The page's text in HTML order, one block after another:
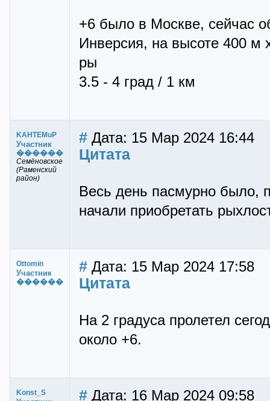
+6 было в Москве, сейчас
Инверсия, на высоте 400 м
ры
3.5 - 4 град / 1 км
KAHTEMuP
Участник
������
Семёновское
(Раменский
район)
# Дата: 15 Мар 2024 16:44
Цитата
Весь день пасмурно было,
начали приобретать
Ottomin
Участник
������
# Дата: 15 Мар 2024 17:58
Цитата
На 2 градуса пролетел
около +6.
Konst_S # Дата: 16 Мар 2024 09:58